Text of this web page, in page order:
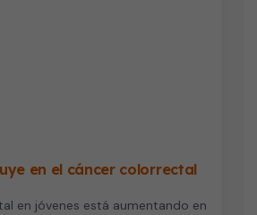
en el cáncer colorrectal
en jóvenes está aumentando en